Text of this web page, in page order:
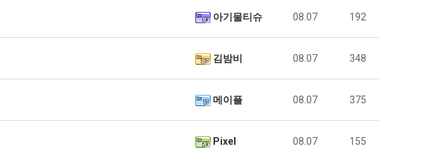
아기물티슈 08.07 192
김밤비 08.07 348
메이플 08.07 375
Pixel 08.07 155